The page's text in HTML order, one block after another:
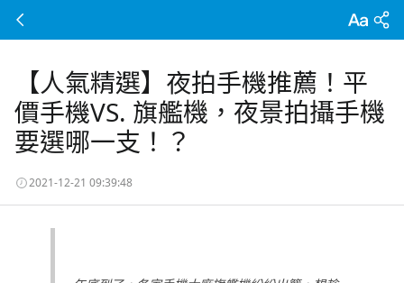
【人氣精選】夜拍手機推薦！平
價手機VS. 旗艦機，夜景拍攝手機
要選哪一支！？
2021-12-21 09:39:48